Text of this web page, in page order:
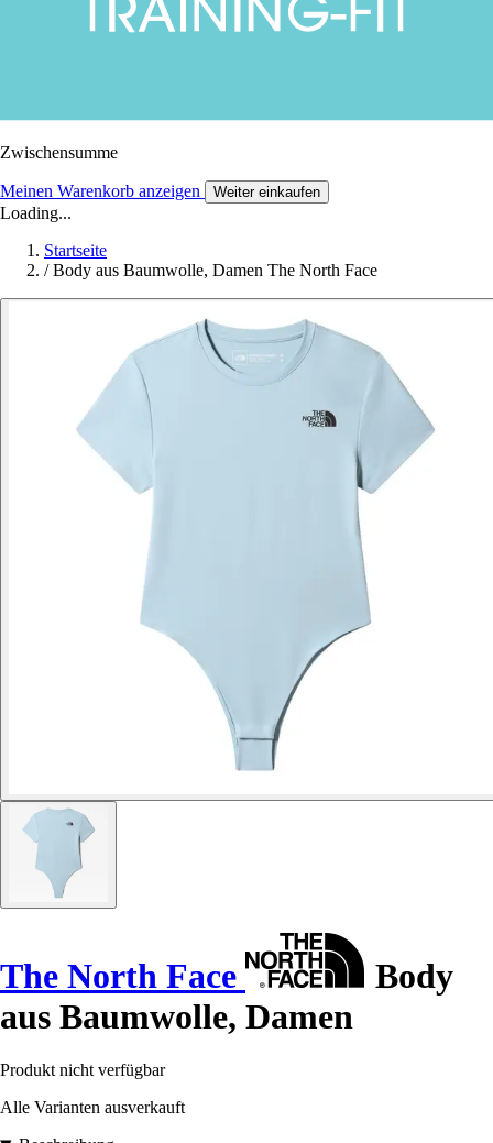
Zwischensumme
Meinen Warenkorb anzeigen Weiter einkaufen
Loading...
Startseite
/ Body aus Baumwolle, Damen The North Face
The North Face
Body
aus Baumwolle, Damen
Produkt nicht verfügbar
Alle Varianten ausverkauft